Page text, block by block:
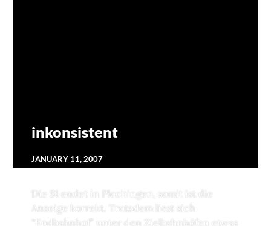
inkonsistent
JANUARY 11, 2007
Die S1 endet in Plochingen, somit ist die
Anzeige korrekt. Trotzdem liest sich
“Endbahnhof” unter den Zielbahnhöfen etwas